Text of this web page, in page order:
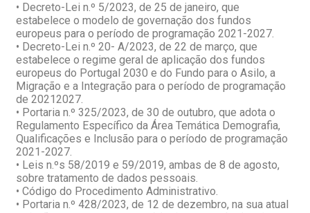
• Decreto-Lei n.º 5/2023, de 25 de janeiro, que
estabelece o modelo de governação dos fundos
europeus para o período de programação 2021-2027.
• Decreto-Lei n.º 20- A/2023, de 22 de março, que
estabelece o regime geral de aplicação dos fundos
europeus do Portugal 2030 e do Fundo para o Asilo, a
Migração e a Integração para o período de programação
de 20212027.
• Portaria n.º 325/2023, de 30 de outubro, que adota o
Regulamento Específico da Área Temática Demografia,
Qualificações e Inclusão para o período de programação
2021-2027.
• Leis n.ºs 58/2019 e 59/2019, ambas de 8 de agosto,
sobre tratamento de dados pessoais.
• Código do Procedimento Administrativo.
• Portaria n.º 428/2023, de 12 de dezembro, na sua atual